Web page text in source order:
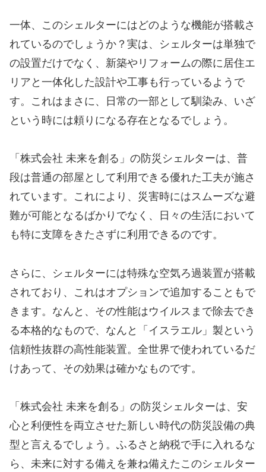
一体、このシェルターにはどのような機能が搭載さ
れているのでしょうか？実は、シェルターは単独で
の設置だけでなく、新築やリフォームの際に居住エ
リアと一体化した設計や工事も行っているようで
す。これはまさに、日常の一部として馴染み、いざ
という時には頼りになる存在となるでしょう。
「株式会社 未来を創る」の防災シェルターは、普
段は普通の部屋として利用できる優れた工夫が施さ
れています。これにより、災害時にはスムーズな避
難が可能となるばかりでなく、日々の生活において
も特に支障をきたさずに利用できるのです。
さらに、シェルターには特殊な空気ろ過装置が搭載
されており、これはオプションで追加することもで
きます。なんと、その性能はウイルスまで除去でき
る本格的なもので、なんと「イスラエル」製という
信頼性抜群の高性能装置。全世界で使われているだ
けあって、その効果は確かなものです。
「株式会社 未来を創る」の防災シェルターは、安
心と利便性を両立させた新しい時代の防災設備の典
型と言えるでしょう。ふるさと納税で手に入れるな
ら、未来に対する備えを兼ね備えたこのシェルター